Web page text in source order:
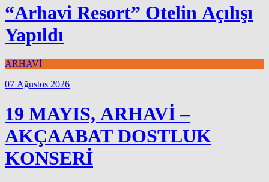
“Arhavi Resort” Otelin Açılışı
Yapıldı
ARHAVİ
07 Ağustos 2026
19 MAYIS, ARHAVİ –
AKÇAABAT DOSTLUK
KONSERİ